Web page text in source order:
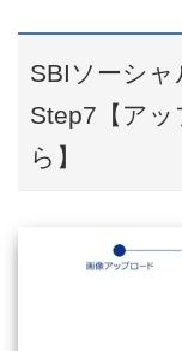
SBIソーシ
Step7【ア
ら】